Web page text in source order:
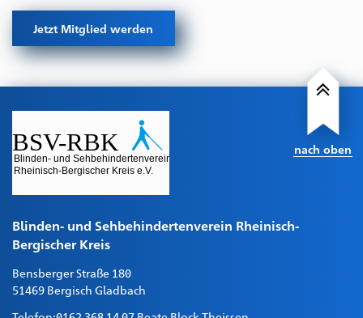
Jetzt Mitglied werden
nach oben
Blinden- und Sehbehindertenverein Rheinisch-
Bergischer Kreis
Bensberger Straße 180
51469 Bergisch Gladbach